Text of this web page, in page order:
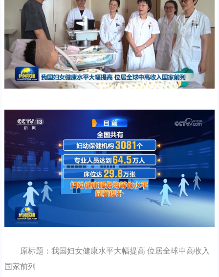
原标题：我国妇女健康水平大幅提高 位居全球中高收入
国家前列